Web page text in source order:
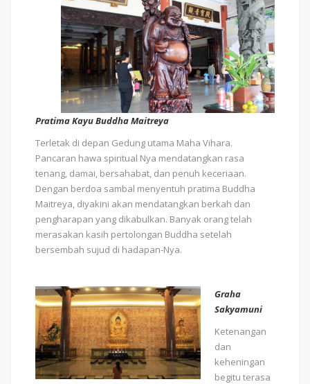
Pratima Kayu Buddha Maitreya
Terletak di depan Gedung utama Maha Vihara.
Pancaran hawa spiritual Nya mendatangkan rasa
tenang, damai, bersahabat, dan penuh keceriaan.
Dengan berdoa sambal menyentuh pratima Buddha
Maitreya, diyakini akan mendatangkan berkah dan
pengharapan yang dikabulkan. Banyak orang telah
merasakan kasih pertolongan Buddha setelah
bersembah sujud di hadapan-Nya.
Graha
Sakyamuni
Ketenangan
dan
keheningan
begitu terasa